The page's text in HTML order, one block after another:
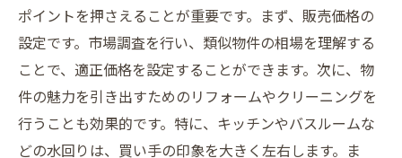
ポイントを押さえることが重要です。まず、販売価格の
設定です。市場調査を行い、類似物件の相場を理解する
ことで、適正価格を設定することができます。次に、物
件の魅力を引き出すためのリフォームやクリーニングを
行うことも効果的です。特に、キッチンやバスルームな
どの水回りは、買い手の印象を大きく左右します。ま